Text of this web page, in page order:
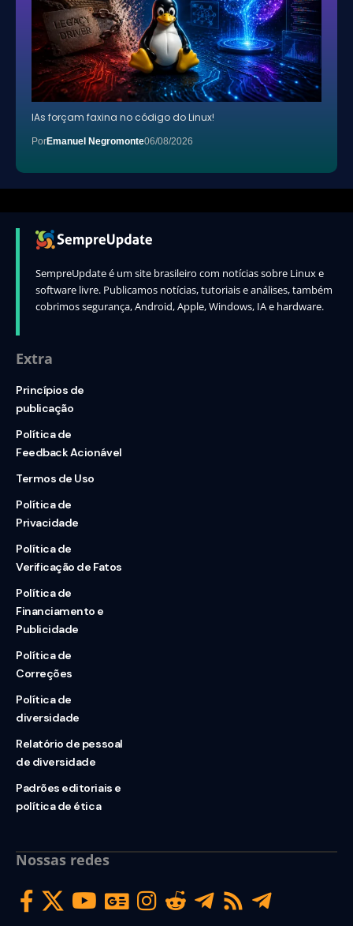
IAs forçam faxina no código do Linux!
PorEmanuel Negromonte06/08/2026
SempreUpdate é um site brasileiro com notícias sobre Linux e
software livre. Publicamos notícias, tutoriais e análises, também
cobrimos segurança, Android, Apple, Windows, IA e hardware.
Extra
Princípios de
publicação
Política de
Feedback Acionável
Termos de Uso
Política de
Privacidade
Política de
Verificação de Fatos
Política de
Financiamento e
Publicidade
Política de
Correções
Política de
diversidade
Relatório de pessoal
de diversidade
Padrões editoriais e
política de ética
Nossas redes